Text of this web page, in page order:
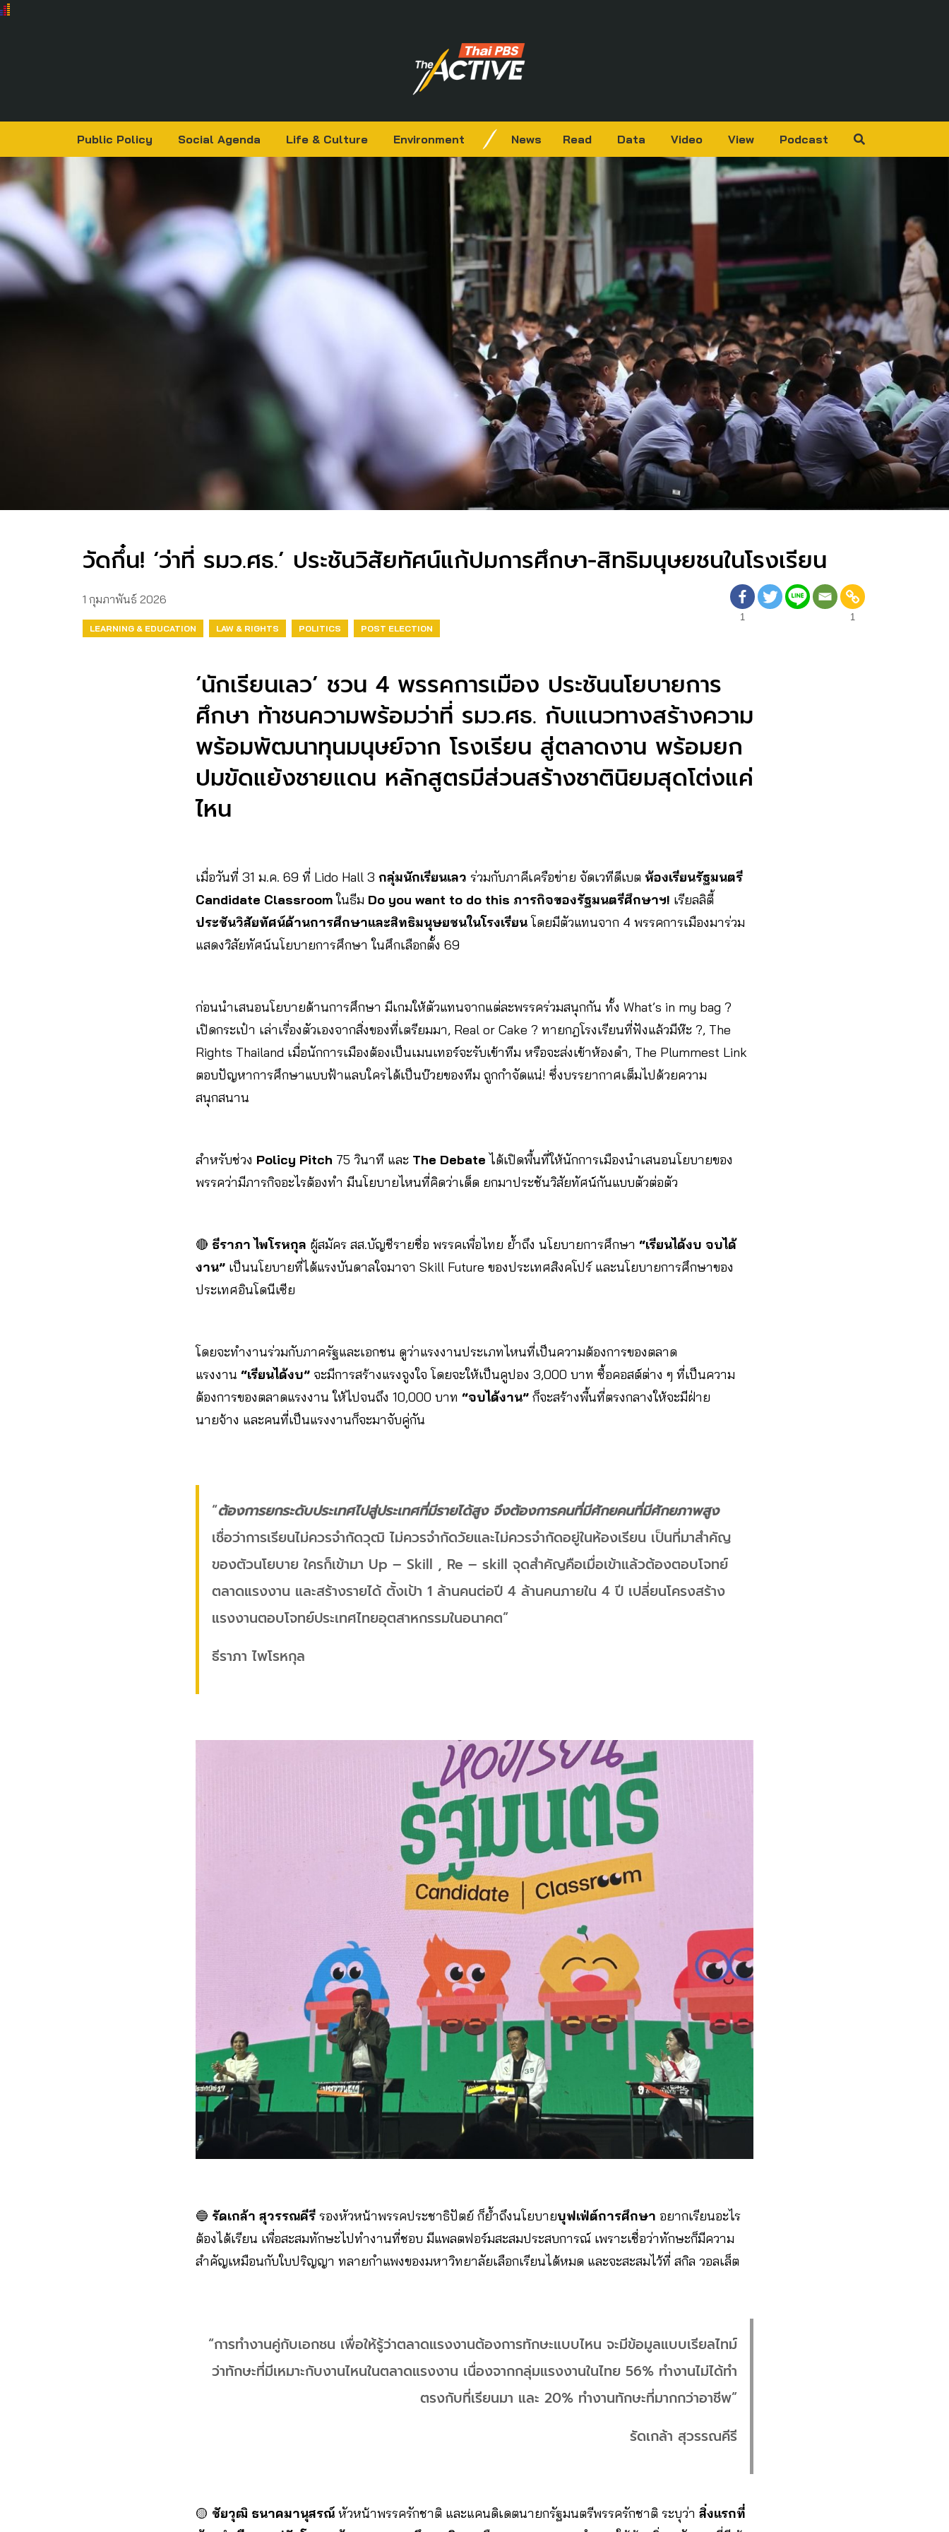
Public Policy Social Agenda Life & Culture Environment News Read Data Video View Podcast
วัดกึ๋น! ‘ว่าที่ รมว.ศธ.’ ประชันวิสัยทัศน์แก้ปมการศึกษา-สิทธิมนุษยชนในโรงเรียน
1 กุมภาพันธ์ 2026
LEARNING & EDUCATION LAW & RIGHTS POLITICS POST ELECTION
1 1
‘นักเรียนเลว’ ชวน 4 พรรคการเมือง ประชันนโยบายการ
ศึกษา ท้าชนความพร้อมว่าที่ รมว.ศธ. กับแนวทางสร้างความ
พร้อมพัฒนาทุนมนุษย์จาก โรงเรียน สู่ตลาดงาน พร้อมยก
ปมขัดแย้งชายแดน หลักสูตรมีส่วนสร้างชาตินิยมสุดโต่งแค่
ไหน
เมื่อวันที่ 31 ม.ค. 69 ที่ Lido Hall 3 กลุ่มนักเรียนเลว ร่วมกับภาคีเครือข่าย จัดเวทีดีเบต ห้องเรียนรัฐมนตรี
Candidate Classroomในธีม Do you want to do this ภารกิจของรัฐมนตรีศึกษาฯ! เรียลลิตี้
ประชันวิสัยทัศน์ด้านการศึกษาและสิทธิมนุษยชนในโรงเรียนโดยมีตัวแทนจาก 4 พรรคการเมืองมาร่วม
แสดงวิสัยทัศน์นโยบายการศึกษา ในศึกเลือกตั้ง 69
ก่อนนำเสนอนโยบายด้านการศึกษา มีเกมให้ตัวแทนจากแต่ละพรรคร่วมสนุกกัน ทั้ง What’s in my bag ?
เปิดกระเป๋า เล่าเรื่องตัวเองจากสิ่งของที่เตรียมมา, Real or Cake ? ทายกฎโรงเรียนที่ฟังแล้วมีห๊ะ ?, The
Rights Thailand เมื่อนักการเมืองต้องเป็นเมนเทอร์จะรับเข้าทีม หรือจะส่งเข้าห้องดำ, The Plummest Link
ตอบปัญหาการศึกษาแบบฟ้าแลบใครได้เป็นบ๊วยของทีม ถูกกำจัดแน่! ซึ่งบรรยากาศเต็มไปด้วยความ
สนุกสนาน
สำหรับช่วง Policy Pitch 75 วินาที และ The Debate ได้เปิดพื้นที่ให้นักการเมืองนำเสนอนโยบายของ
พรรคว่ามีภารกิจอะไรต้องทำ มีนโยบายไหนที่คิดว่าเด็ด ยกมาประชันวิสัยทัศน์กันแบบตัวต่อตัว
🔴 ธีราภา ไพโรหกุล ผู้สมัคร สส.บัญชีรายชื่อ พรรคเพื่อไทย ย้ำถึง นโยบายการศึกษา “เรียนได้งบ จบได้
งาน” เป็นนโยบายที่ได้แรงบันดาลใจมาจา Skill Future ของประเทศสิงคโปร์ และนโยบายการศึกษาของ
ประเทศอินโดนีเซีย
โดยจะทำงานร่วมกับภาครัฐและเอกชน ดูว่าแรงงานประเภทไหนที่เป็นความต้องการของตลาด
แรงงาน “เรียนได้งบ” จะมีการสร้างแรงจูงใจ โดยจะให้เป็นคูปอง 3,000 บาท ซื้อคอสต์ต่าง ๆ ที่เป็นความ
ต้องการของตลาดแรงงาน ให้ไปจนถึง 10,000 บาท “จบได้งาน” ก็จะสร้างพื้นที่ตรงกลางให้จะมีฝ่าย
นายจ้าง และคนที่เป็นแรงงานก็จะมาจับคู่กัน
“ต้องการยกระดับประเทศไปสู่ประเทศที่มีรายได้สูง จึงต้องการคนที่มีศักยคนที่มีศักยภาพสูง
เชื่อว่าการเรียนไม่ควรจำกัดวุฒิ ไม่ควรจำกัดวัยและไม่ควรจำกัดอยู่ในห้องเรียน เป็นที่มาสำคัญ
ของตัวนโยบาย ใครก็เข้ามา Up – Skill , Re – skill จุดสำคัญคือเมื่อเข้าแล้วต้องตอบโจทย์
ตลาดแรงงาน และสร้างรายได้ ตั้งเป้า 1 ล้านคนต่อปี 4 ล้านคนภายใน 4 ปี เปลี่ยนโครงสร้าง
แรงงานตอบโจทย์ประเทศไทยอุตสาหกรรมในอนาคต”
ธีราภา ไพโรหกุล
🔵 รัดเกล้า สุวรรณคีรี รองหัวหน้าพรรคประชาธิปัตย์ ก็ย้ำถึงนโยบายบุฟเฟ่ต์การศึกษา อยากเรียนอะไร
ต้องได้เรียน เพื่อสะสมทักษะไปทำงานที่ชอบ มีแพลตฟอร์มสะสมประสบการณ์ เพราะเชื่อว่าทักษะก็มีความ
สำคัญเหมือนกับใบปริญญา ทลายกำแพงของมหาวิทยาลัยเลือกเรียนได้หมด และจะสะสมไว้ที่ สกิล วอลเล็ต
“การทำงานคู่กับเอกชน เพื่อให้รู้ว่าตลาดแรงงานต้องการทักษะแบบไหน จะมีข้อมูลแบบเรียลไทม์
ว่าทักษะที่มีเหมาะกับงานไหนในตลาดแรงงาน เนื่องจากกลุ่มแรงงานในไทย 56% ทำงานไม่ได้ทำ
ตรงกับที่เรียนมา และ 20% ทำงานทักษะที่มากกว่าอาชีพ”
รัดเกล้า สุวรรณคีรี
🟡 ชัยวุฒิ ธนาคมานุสรณ์ หัวหน้าพรรครักชาติ และแคนดิเดตนายกรัฐมนตรีพรรครักชาติ ระบุว่า สิ่งแรกที่